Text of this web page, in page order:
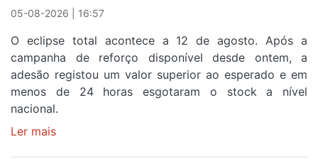
Sintra
primeira
etapa
da
87ª
Volta
05-08-2026 | 16:57
O eclipse total acontece a 12 de agosto. Após a
campanha de reforço disponível desde ontem, a
adesão registou um valor superior ao esperado e em
menos de 24 horas esgotaram o stock a nível
nacional.
Ler mais